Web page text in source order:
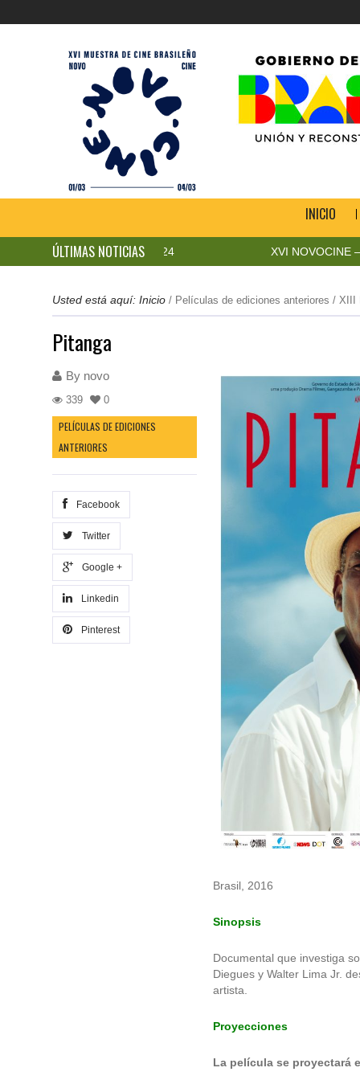
INICIO
ÚLTIMAS NOTICIAS
Cult. Sala Equis 2024 XVI NOVOCINE – DEL 1
Usted está aquí: Inicio / Películas de ediciones anteriores / XIII
Pitanga
By novo
339 0
PELÍCULAS DE EDICIONES
ANTERIORES
Facebook
Twitter
Google +
Linkedin
Pinterest
Brasil, 2016
Sinopsis
Documental que investiga
Diegues y Walter Lima Jr.
artista.
Proyecciones
La película se proyectará